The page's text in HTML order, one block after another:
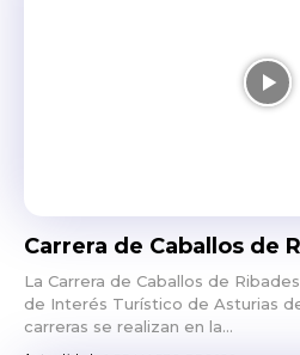
Carrera de Caballos de
La Carrera de Caballos de
de Interés Turístico de Asturias
carreras se realizan en la...